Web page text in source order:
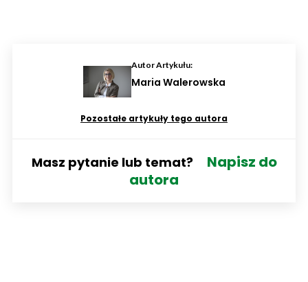
Autor Artykułu:
Maria Walerowska
Pozostałe artykuły tego autora
Masz pytanie lub temat?
Napisz do
autora